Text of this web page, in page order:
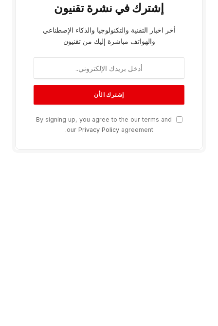
إشترك في نشرة تقنيون
أخر اخبار التقنية والتكنولوجيا والذكاء الإصطناعي
والهواتف مباشرة إليك من تقنيون
By signing up, you agree to the our terms and
our Privacy Policyagreement.